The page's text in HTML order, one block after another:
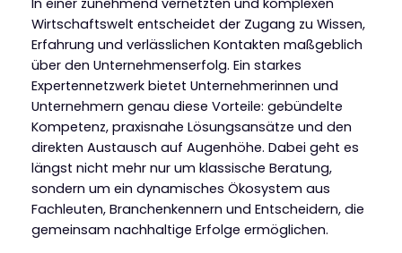
In einer zunehmend vernetzten und komplexen
Wirtschaftswelt entscheidet der Zugang zu Wissen,
Erfahrung und verlässlichen Kontakten maßgeblich
über den Unternehmenserfolg. Ein starkes
Expertennetzwerk bietet Unternehmerinnen und
Unternehmern genau diese Vorteile: gebündelte
Kompetenz, praxisnahe Lösungsansätze und den
direkten Austausch auf Augenhöhe. Dabei geht es
längst nicht mehr nur um klassische Beratung,
sondern um ein dynamisches Ökosystem aus
Fachleuten, Branchenkennern und Entscheidern, die
gemeinsam nachhaltige Erfolge ermöglichen.